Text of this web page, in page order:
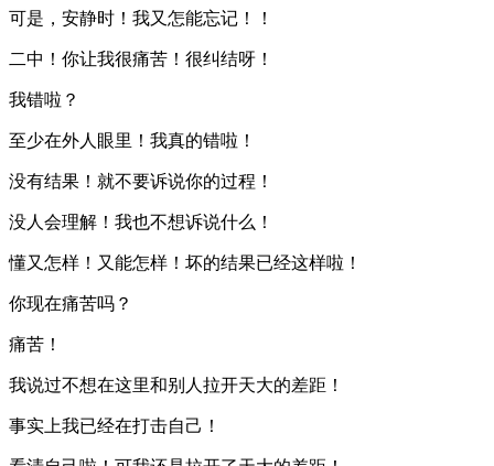
可是，安静时！我又怎能忘记！！
二中！你让我很痛苦！很纠结呀！
我错啦？
至少在外人眼里！我真的错啦！
没有结果！就不要诉说你的过程！
没人会理解！我也不想诉说什么！
懂又怎样！又能怎样！坏的结果已经这样啦！
你现在痛苦吗？
痛苦！
我说过不想在这里和别人拉开天大的差距！
事实上我已经在打击自己！